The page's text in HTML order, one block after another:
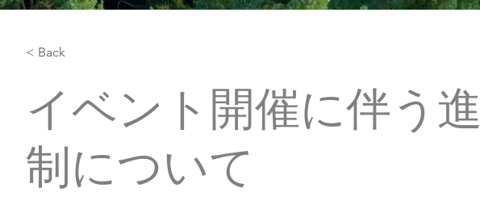
< Back
イベント開催に伴う
制について